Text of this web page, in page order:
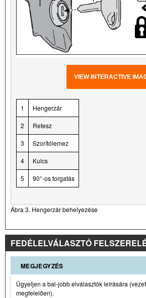
VIEW INTERACTIVE
1 Hengerzár
2 Retesz
3 Szorítólemez
4 Kulcs
5 90°-os forgatás
Ábra 3. Hengerzár behelyezése
FEDÉLELVÁLASZTÓ
MEGJEGYZÉS
Ügyeljen a bal-jobb elválasztók leírására
megfelelően).